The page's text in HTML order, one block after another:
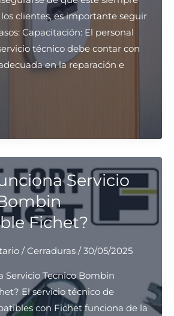
clientes, es importante seguir
Capacitación: El personal
técnico debe contar con
en la reparación e
Servicio
Fichet?
/ Cerraduras/ 30/05/2025
Servicio Tecnico Bombin
El servicio técnico de
con Fichet funciona de la